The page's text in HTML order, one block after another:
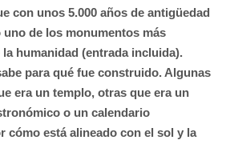
con unos 5.000 años de antigüedad
de los monumentos más
humanidad (entrada incluida).
para qué fue construido. Algunas
era un templo, otras que era un
o un calendario
cómo está alineado con el sol y la